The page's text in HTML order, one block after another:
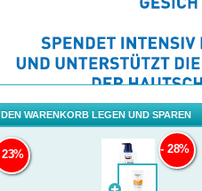
WARENKORB LEGEN UND SPAREN
23% 28%